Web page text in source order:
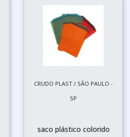
CRUDO PLAST / SÃO PAULO -
SP
saco plástico colorido